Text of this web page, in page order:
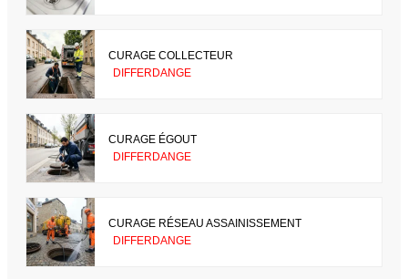
CURAGE COLLECTEUR
DIFFERDANGE
CURAGE ÉGOUT
DIFFERDANGE
CURAGE RÉSEAU ASSAINISSEMENT
DIFFERDANGE